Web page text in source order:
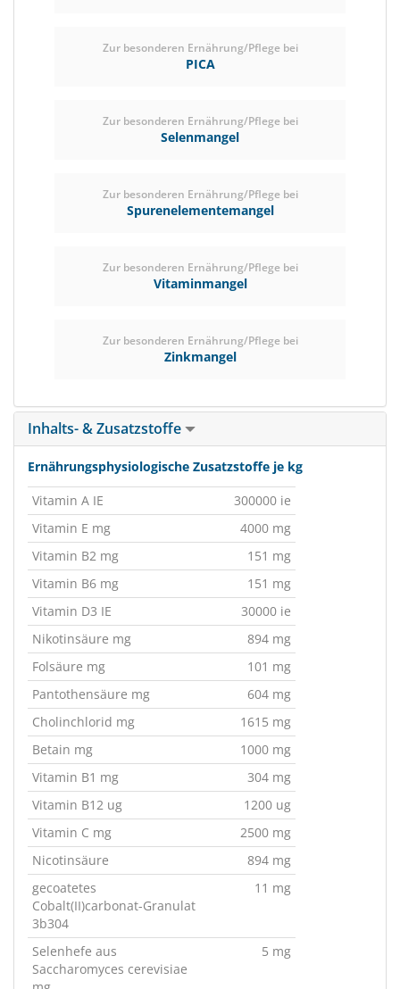
Zur besonderen Ernährung/Pflege bei
PICA
Zur besonderen Ernährung/Pflege bei
Selenmangel
Zur besonderen Ernährung/Pflege bei
Spurenelementemangel
Zur besonderen Ernährung/Pflege bei
Vitaminmangel
Zur besonderen Ernährung/Pflege bei
Zinkmangel
Inhalts- & Zusatzstoffe
Ernährungsphysiologische Zusatzstoffe je kg
Vitamin A IE
300000 ie
Vitamin E mg
4000 mg
Vitamin B2 mg
151 mg
Vitamin B6 mg
151 mg
Vitamin D3 IE
30000 ie
Nikotinsäure mg
894 mg
Folsäure mg
101 mg
Pantothensäure mg
604 mg
Cholinchlorid mg
1615 mg
Betain mg
1000 mg
Vitamin B1 mg
304 mg
Vitamin B12 ug
1200 ug
Vitamin C mg
2500 mg
Nicotinsäure
894 mg
gecoatetes
Cobalt(II)carbonat-Granulat
3b304
11 mg
Selenhefe aus
Saccharomyces cerevisiae
5 mg